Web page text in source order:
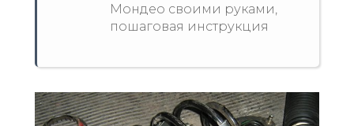
Мондео своими руками,
пошаговая инструкция